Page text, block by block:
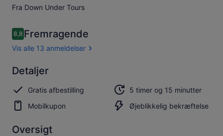
Fra Down Under Tours
Anmeldelser
8,88,8 ud af 10.
Fremragende
Vis alle 13 anmeldelser
8.8
8.8 ud af 10
Fremragende
Se alle 13
anmeldelser
Detaljer
Gratis afbestilling
5 timer og 15 minutter
Mobilkupon
Øjeblikkelig bekræftelse
Oversigt